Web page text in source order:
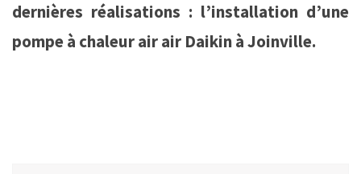
dernières réalisations : l’installation d’une
pompe à chaleur air air Daikin à Joinville.